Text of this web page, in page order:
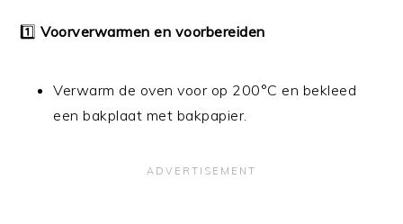
1️⃣Voorverwarmen en voorbereiden
Verwarm de oven voor op 200°C en bekleed
een bakplaat met bakpapier.